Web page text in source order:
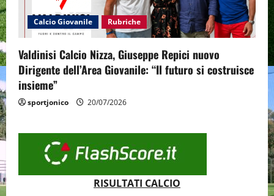
Calcio Giovanile Rubriche
Valdinisi Calcio Nizza, Giuseppe Repici nuovo
Dirigente dell’Area Giovanile: “Il futuro si costruisce
insieme”
sportjonico 20/07/2026
RISULTATI CALCIO